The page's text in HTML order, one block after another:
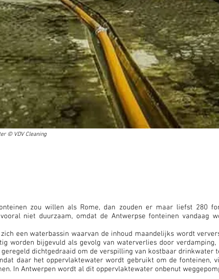
© VDV Cleaning
zou willen als Rome, dan zouden er maar liefst 280
niet duurzaam, omdat de Antwerpse fonteinen vandaag
een waterbassin waarvan de inhoud maandelijks wordt
worden bijgevuld als gevolg van waterverlies door verdamping,
dichtgedraaid om de verspilling van kostbaar drinkwater
daar het oppervlaktewater wordt gebruikt om de fonteinen,
In Antwerpen wordt al dit oppervlaktewater onbenut